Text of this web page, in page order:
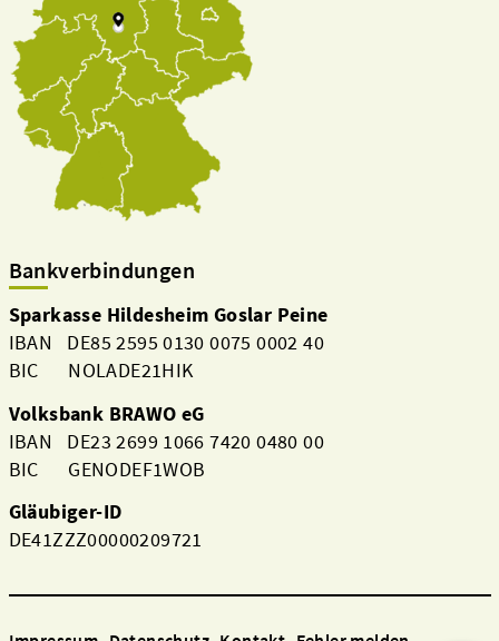
Bankverbindungen
Sparkasse Hildesheim Goslar Peine
IBAN DE85 2595 0130 0075 0002 40
BIC NOLADE21HIK
Volksbank BRAWO eG
IBAN DE23 2699 1066 7420 0480 00
BIC GENODEF1WOB
Gläubiger-ID
DE41ZZZ00000209721